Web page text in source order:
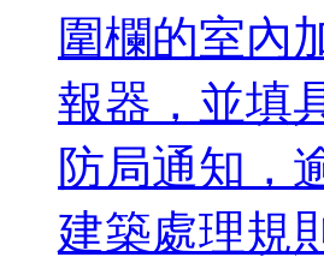
圍欄的室內
報器，並填
防局通知，
建築處理規